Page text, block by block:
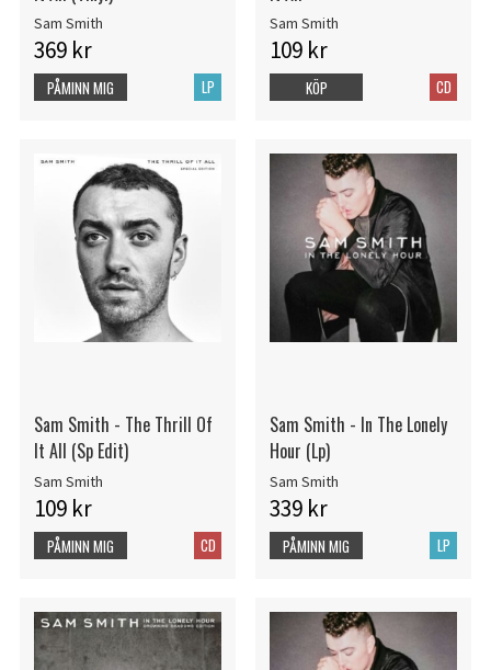
Sam Smith
369 kr
LP
PÅMINN MIG
Sam Smith
109 kr
CD
KÖP
Sam Smith - The Thrill Of
It All (Sp Edit)
Sam Smith
109 kr
CD
PÅMINN MIG
Sam Smith - In The Lonely
Hour (Lp)
Sam Smith
339 kr
LP
PÅMINN MIG